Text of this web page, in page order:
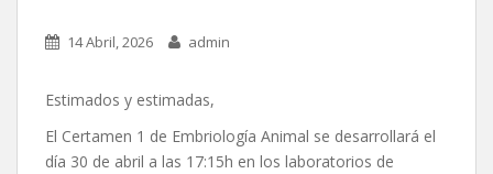
14 Abril, 2026 admin
Estimados y estimadas,
El Certamen 1 de Embriología Animal se desarrollará el
día 30 de abril a las 17:15h en los laboratorios de